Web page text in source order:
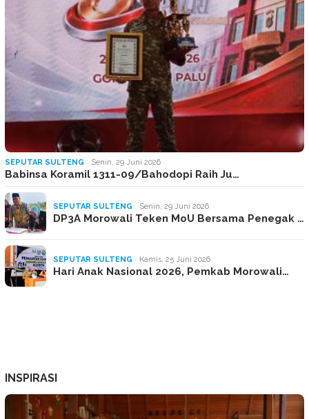
SEPUTAR SULTENG Senin, 29 Juni 2026
Babinsa Koramil 1311-09/Bahodopi Raih Ju…
SEPUTAR SULTENG Senin, 29 Juni 2026
DP3A Morowali Teken MoU Bersama Penegak …
SEPUTAR SULTENG Kamis, 25 Juni 2026
Hari Anak Nasional 2026, Pemkab Morowali…
INSPIRASI